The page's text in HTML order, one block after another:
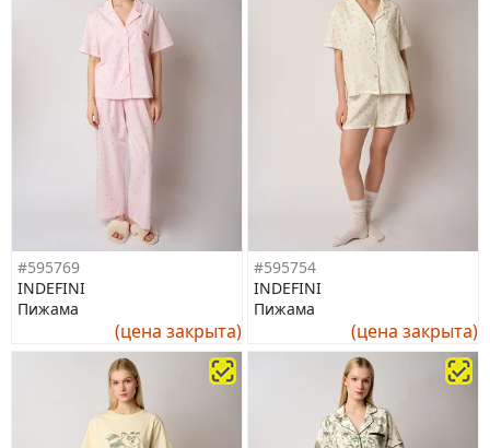
#595769
INDEFINI
Пижама
(цена закрыта)
#595754
INDEFINI
Пижама
(цена закрыта)